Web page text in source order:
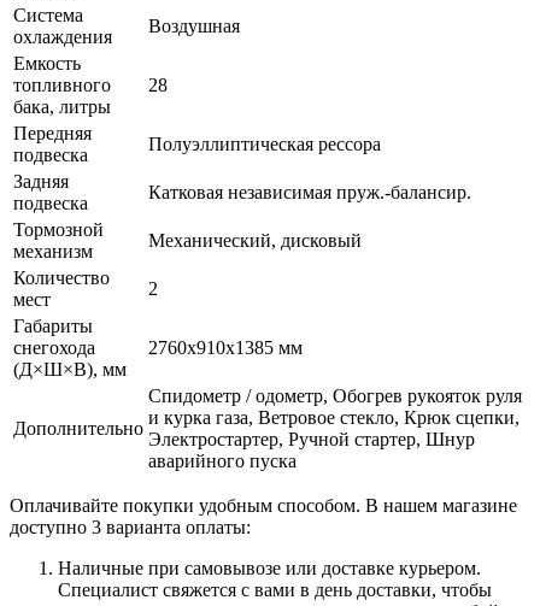
Система
охлаждения
Воздушная
Емкость
топливного
бака, литры
28
Передняя
подвеска
Полуэллиптическая рессора
Задняя
подвеска
Катковая независимая пруж.-балансир.
Тормозной
механизм
Механический, дисковый
Количество
мест
2
Габариты
снегохода
(Д×Ш×В), мм
2760х910х1385 мм
Дополнительно
Спидометр / одометр, Обогрев рукояток руля
и курка газа, Ветровое стекло, Крюк сцепки,
Электростартер, Ручной стартер, Шнур
аварийного пуска
Оплачивайте покупки удобным способом. В нашем магазине
доступно 3 варианта оплаты:
Наличные при самовывозе или доставке курьером.
Специалист свяжется с вами в день доставки, чтобы